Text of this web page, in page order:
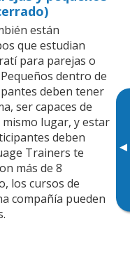
▸
están
que estudian
para parejas o
dentro de
deben tener
ser capaces de
lugar, y estar
deben
Trainers te
más de 8
los cursos de
compañía pueden